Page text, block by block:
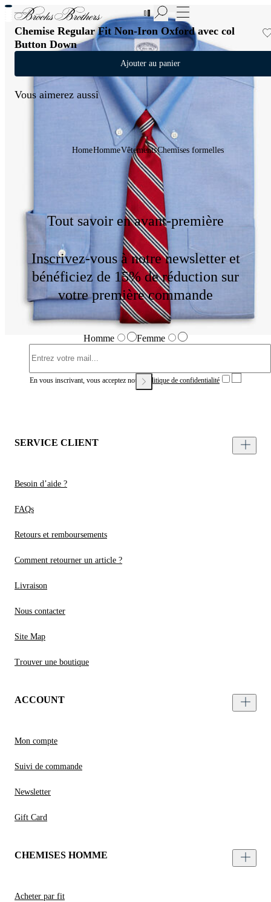
Nouvelles pièces en Soldes | Jusqu'à -50%
Chemise Regular Fit Non-Iron Oxford avec col
Button Down
Ajouter au panier
Vous aimerez aussi
HomeHommeVêtementsChemises formelles
Tout savoir en avant-première
Inscrivez-vous à notre newsletter et
bénéficiez de 15% de réduction sur
votre première commande
Homme Femme
En vous inscrivant, vous acceptez notrePolitique de confidentialité
SERVICE CLIENT
Besoin d’aide ?
FAQs
Retours et remboursements
Comment retourner un article ?
Livraison
Nous contacter
Site Map
Trouver une boutique
ACCOUNT
Mon compte
Suivi de commande
Newsletter
Gift Card
CHEMISES HOMME
Acheter par fit